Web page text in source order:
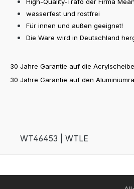
wasserfest und rostfrei
Für innen und außen geeignet!
Die Ware wird in Deutschland
30 Jahre Garantie auf die Acrylscheibe
30 Jahre Garantie auf den
WT46453 | WTLE